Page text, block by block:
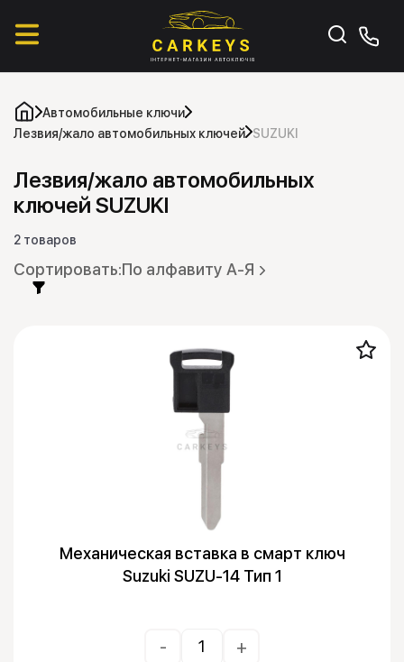
Автомобильные ключи
Лезвия/жало автомобильных ключей SUZUKI
Лезвия/жало автомобильных
ключей SUZUKI
2 товаров
По алфавиту А-Я
Механическая вставка в смарт ключ
Suzuki SUZU-14 Тип 1
- +